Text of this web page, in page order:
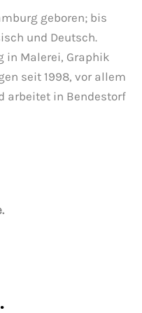
geboren; bis
und Deutsch.
in Malerei, Graphik
seit 1998, vor allem
arbeitet in Bendestorf